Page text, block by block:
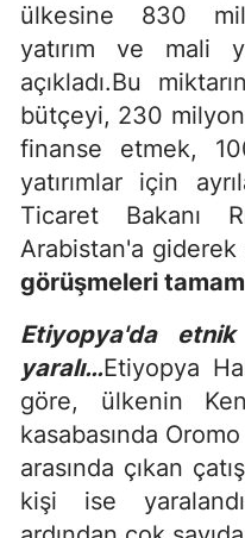
ülkesine 830
yatırım ve mali
açıkladı.Bu
bütçeyi, 230 milyon
finanse etmek,
yatırımlar için
Ticaret Bakanı
Arabistan'a giderek
görüşmeleri
Etiyopya'da
yaralı…Etiyopya
göre, ülkenin
kasabasında
arasında çıkan
kişi ise